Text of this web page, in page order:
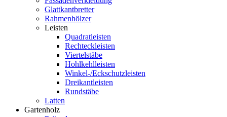
Glattkantbretter
Rahmenhölzer
Leisten
Quadratleisten
Rechteckleisten
Viertelstäbe
Hohlkehlleisten
Winkel-/Eckschutzleisten
Dreikantleisten
Rundstäbe
Latten
Gartenholz